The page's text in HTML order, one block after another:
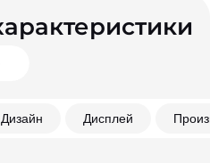
Дизайн Дисплей